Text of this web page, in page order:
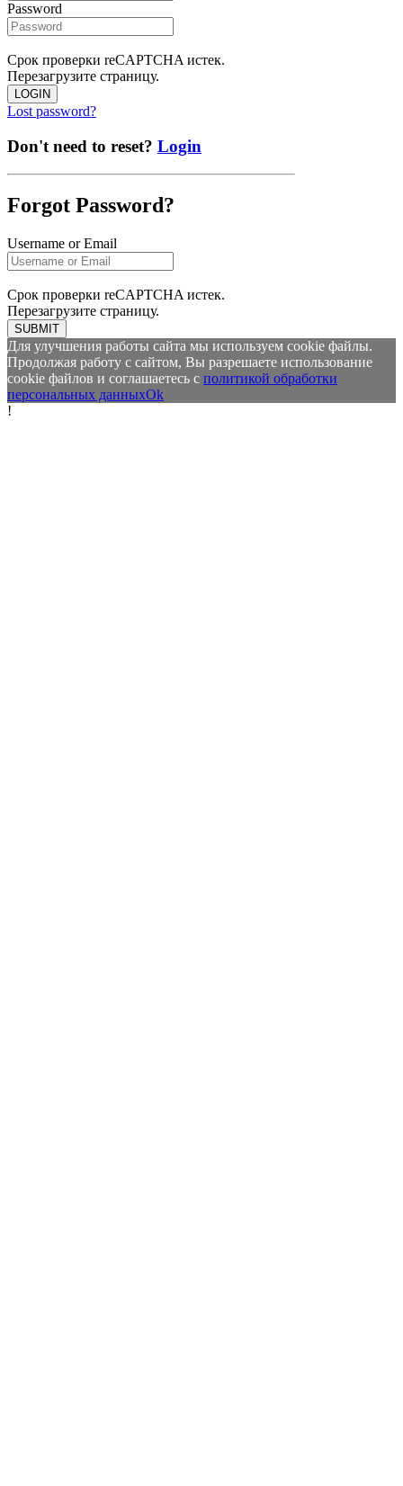
Password
Срок проверки reCAPTCHA истек.
Перезагрузите страницу.
LOGIN
Lost password?
Don't need to reset? Login
Forgot Password?
Username or Email
Срок проверки reCAPTCHA истек.
Перезагрузите страницу.
SUBMIT
Для улучшения работы сайта мы используем cookie файлы.
Продолжая работу с сайтом, Вы разрешаете использование
cookie файлов и соглашаетесь с политикой обработки
персональных данныхOk
!